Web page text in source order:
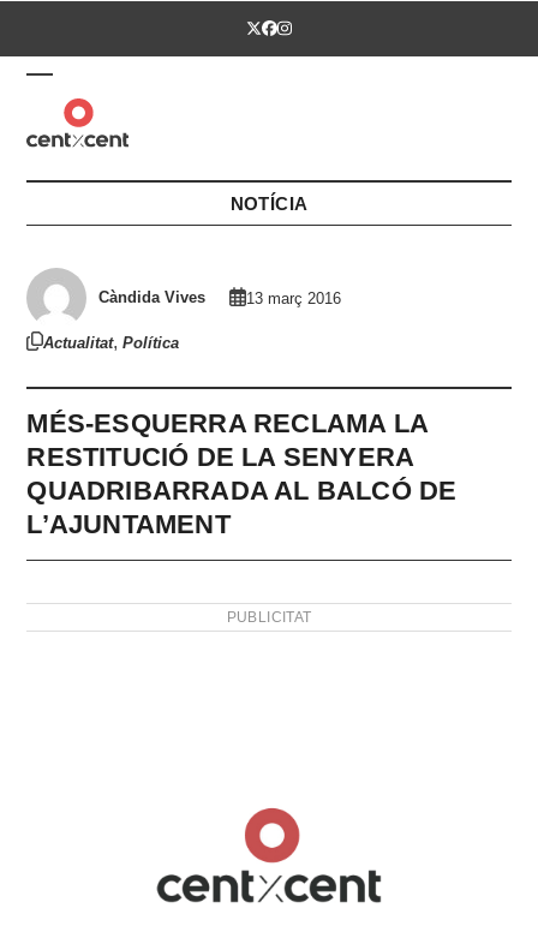
Twitter
Facebook
Instagram
Open
mobile
menu
Close
mobile
menu
NOTÍCIA
Càndida Vives 13 març 2016
Actualitat,Política
MÉS-ESQUERRA RECLAMA LA
RESTITUCIÓ DE LA SENYERA
QUADRIBARRADA AL BALCÓ DE
L’AJUNTAMENT
PUBLICITAT